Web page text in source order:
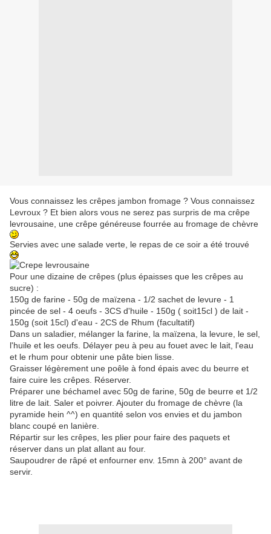
Vous connaissez les crêpes jambon fromage ? Vous connaissez
Levroux ? Et bien alors vous ne serez pas surpris de ma crêpe
levrousaine, une crêpe généreuse fourrée au fromage de chèvre
Servies avec une salade verte, le repas de ce soir a été trouvé
Pour une dizaine de crêpes (plus épaisses que les crêpes au
sucre) :
150g de farine - 50g de maïzena - 1/2 sachet de levure - 1
pincée de sel - 4 oeufs - 3CS d'huile - 150g ( soit15cl ) de lait -
150g (soit 15cl) d'eau - 2CS de Rhum (facultatif)
Dans un saladier, mélanger la farine, la maïzena, la levure, le sel,
l'huile et les oeufs. Délayer peu à peu au fouet avec le lait, l'eau
et le rhum pour obtenir une pâte bien lisse.
Graisser légèrement une poêle à fond épais avec du beurre et
faire cuire les crêpes. Réserver.
Préparer une béchamel avec 50g de farine, 50g de beurre et 1/2
litre de lait. Saler et poivrer. Ajouter du fromage de chèvre (la
pyramide hein ^^) en quantité selon vos envies et du jambon
blanc coupé en lanière.
Répartir sur les crêpes, les plier pour faire des paquets et
réserver dans un plat allant au four.
Saupoudrer de râpé et enfourner env. 15mn à 200° avant de
servir.